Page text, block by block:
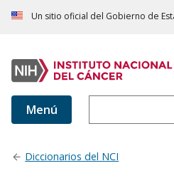
Un sitio oficial del Gobierno de
Menú
Diccionarios del NCI